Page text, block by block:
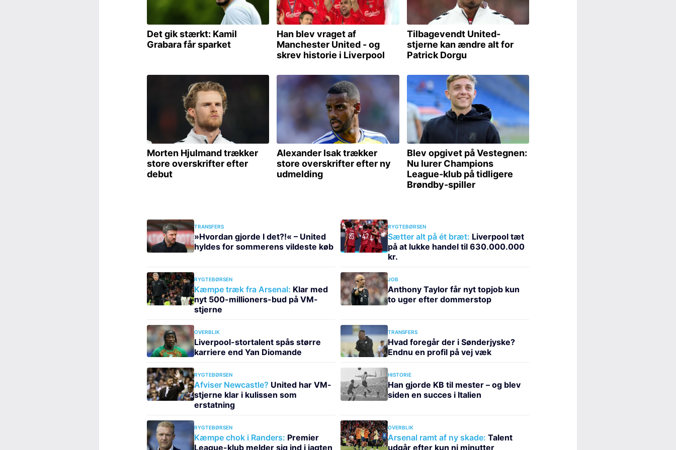
TRANSFERS
»Hvordan gjorde I det?!« – United
hyldes for sommerens vildeste køb
RYGTEBØRSEN
Sætter alt på ét bræt: Liverpool tæt
på at lukke handel til 630.000.000
kr.
RYGTEBØRSEN
Kæmpe træk fra Arsenal: Klar med
nyt 500-millioners-bud på VM-
stjerne
JOB
Anthony Taylor får nyt topjob kun
to uger efter dommerstop
OVERBLIK
Liverpool-stortalent spås større
karriere end Yan Diomande
TRANSFERS
Hvad foregår der i Sønderjyske?
Endnu en profil på vej væk
RYGTEBØRSEN
Afviser Newcastle? United har VM-
stjerne klar i kulissen som
erstatning
HISTORIE
Han gjorde KB til mester – og blev
siden en succes i Italien
RYGTEBØRSEN
Kæmpe chok i Randers: Premier
League-klub melder sig ind i jagten
OVERBLIK
Arsenal ramt af ny skade: Talent
udgår efter kun ni minutter